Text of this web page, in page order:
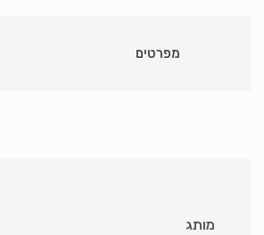
מפרטים
מותג